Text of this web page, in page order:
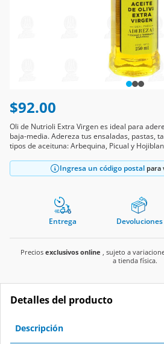
$92.00
Oli de Nutrioli Extra Virgen es ideal para
baja-media. Adereza tus ensaladas, pastas,
tipos de aceituna: Arbequina, Picual y
Ingresa un código postal para
Entrega Devoluciones
Precios exclusivos online , sujeto a
a tienda física.
Detalles del producto
Descripción